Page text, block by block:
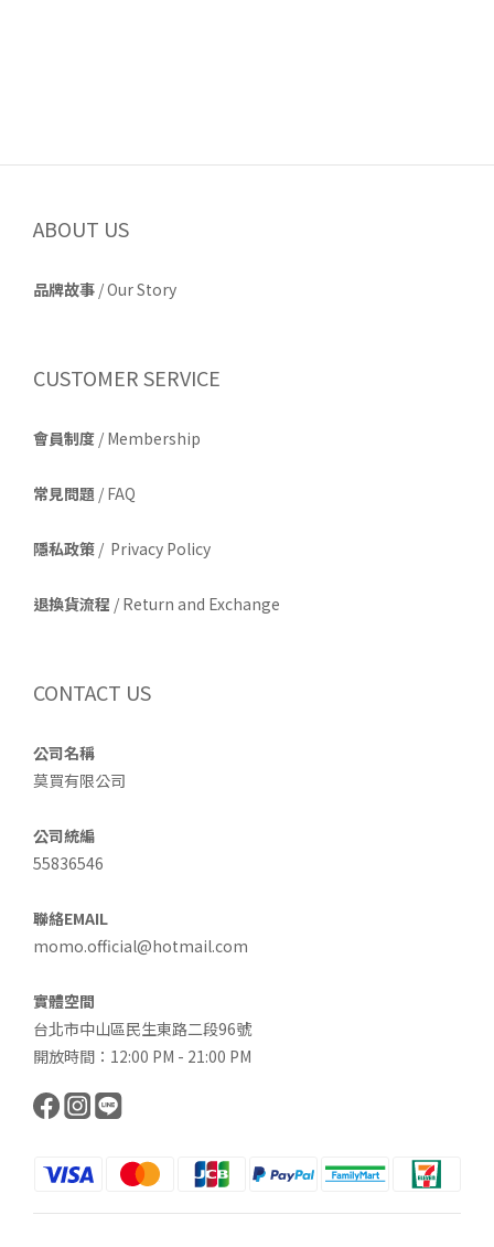
ABOUT US
品牌故事 /Our Story
CUSTOMER SERVICE
會員制度 / Membership
常見問題 / FAQ
隱私政策 / Privacy Policy
退換貨流程 / Return and Exchange
CONTACT US
公司名稱
莫買有限公司
公司統編
55836546
聯絡EMAIL
momo.official@hotmail.com
實體空間
台北市中山區民生東路二段96號
開放時間：12:00 PM - 21:00 PM